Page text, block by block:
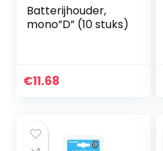
Batterijhouder,
mono”D” (10 stuks)
€11.68